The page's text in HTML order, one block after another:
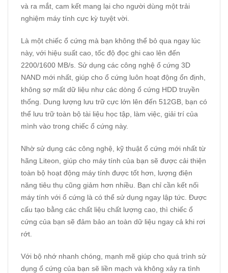
và ra mắt, cam kết mang lại cho người dùng một trải
nghiệm máy tính cực kỳ tuyệt vời.
Là một chiếc ổ cứng mà bạn không thể bỏ qua ngay lúc
này, với hiệu suất cao, tốc độ đọc ghi cao lên đến
2200/1600 MB/s. Sử dụng các công nghệ ổ cứng 3D
NAND mới nhất, giúp cho ổ cứng luôn hoạt động ổn định,
không sợ mất dữ liệu như các dòng ổ cứng HDD truyền
thống. Dung lượng lưu trữ cực lớn lên đến 512GB, bạn có
thể lưu trữ toàn bộ tài liệu học tập, làm việc, giải trí của
mình vào trong chiếc ổ cứng này.
Nhờ sử dụng các công nghệ, kỹ thuật ổ cứng mới nhất từ
hãng Liteon, giúp cho máy tính của bạn sẽ được cải thiện
toàn bộ hoạt động máy tính được tốt hơn, lượng điện
năng tiêu thụ cũng giảm hơn nhiều. Bạn chỉ cần kết nối
máy tính với ổ cứng là có thể sử dụng ngay lập tức. Được
cấu tạo bằng các chất liệu chất lượng cao, thì chiếc ổ
cứng của bạn sẽ đảm bảo an toàn dữ liệu ngay cả khi rơi
rớt.
Với bộ nhớ nhanh chóng, mạnh mẽ giúp cho quá trình sử
dụng ổ cứng của bạn sẽ liền mạch và không xảy ra tình